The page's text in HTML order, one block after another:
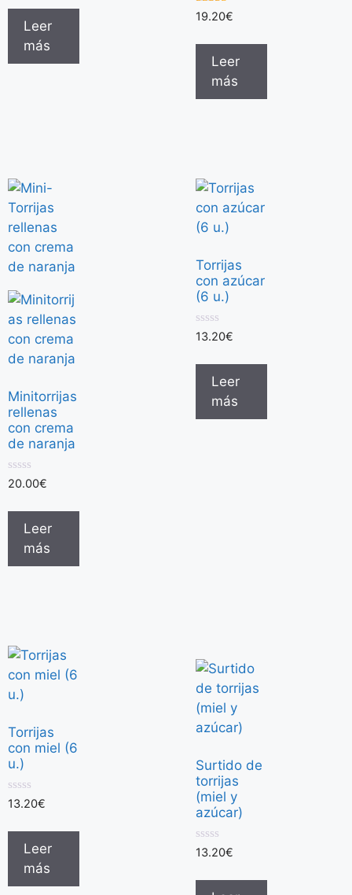
Leer
más
5.00
19.20€
Leer
más
Minitorrijas
rellenas
con crema
de naranja
0
5
20.00€
Leer
más
Torrijas
con azúcar
(6 u.)
0
5
13.20€
Leer
más
Torrijas
con miel (6
u.)
0
5
13.20€
Leer
más
Surtido de
torrijas
(miel y
azúcar)
0
5
13.20€